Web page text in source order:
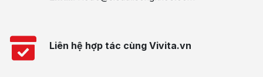
Liên hệ hợp tác cùng Vivita.vn